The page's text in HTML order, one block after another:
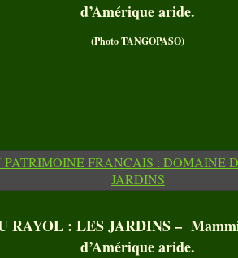
d’Amérique aride.
(Photo TANGOPASO)
RAYOL : LES JARDINS –
d’Amérique aride.